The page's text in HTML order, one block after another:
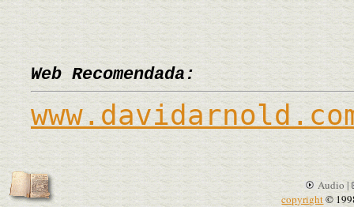
Web Recomendada:
Audio |
copyright©